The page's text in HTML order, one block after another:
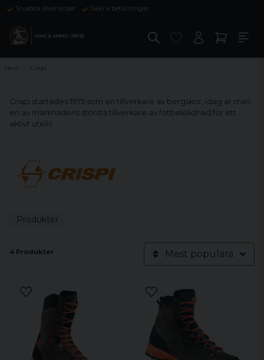
Snabba leveranser Säkra betalningar
Hem Crispi
Crispi startades 1975 som en tillverkare av bergskor, idag är man
en av marknadens största tillverkare av fotbeklädnad för ett
aktivt uteliv.
Produkter
4 Produkter Mest populära